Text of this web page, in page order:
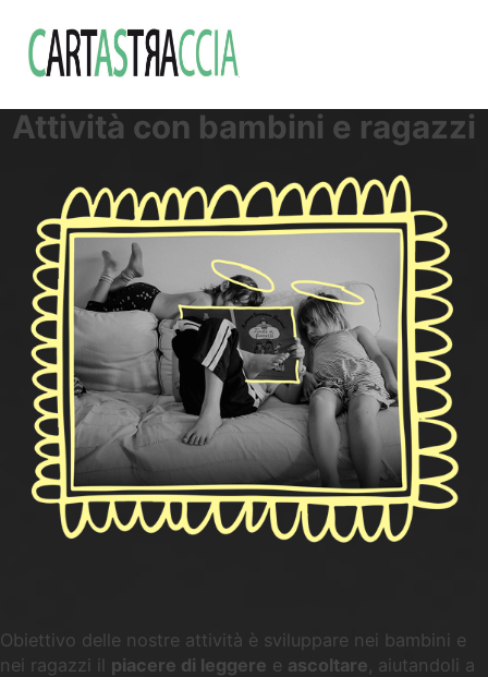
Attività con bambini e ragazzi
Obiettivo delle nostre attività è sviluppare nei bambini e
nei ragazzi il piacere di leggere e ascoltare aiutandoli a